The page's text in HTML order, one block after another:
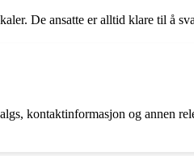
De ansatte er alltid klare til å
kontaktinformasjon og annen